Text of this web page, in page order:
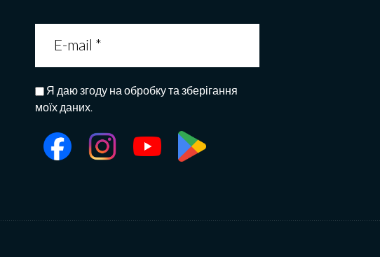
Я даю згоду на обробку та зберігання
моїх даних.